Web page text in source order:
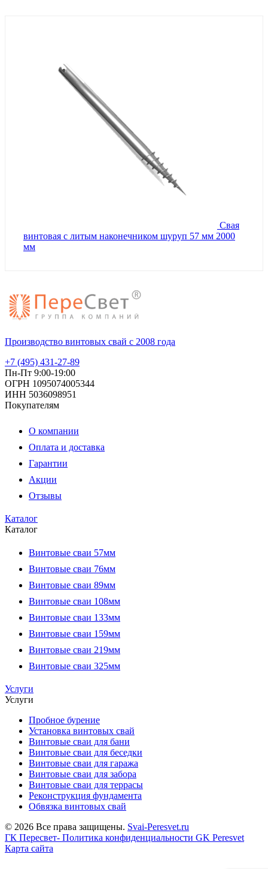
Свая
винтовая с литым наконечником шуруп 57 мм 2000
мм
Производство винтовых свай с 2008 года
+7 (495) 431-27-89
Пн-Пт 9:00-19:00
ОГРН 1095074005344
ИНН 5036098951
Покупателям
О компании
Оплата и доставка
Гарантии
Акции
Отзывы
Каталог
Каталог
Винтовые сваи 57мм
Винтовые сваи 76мм
Винтовые сваи 89мм
Винтовые сваи 108мм
Винтовые сваи 133мм
Винтовые сваи 159мм
Винтовые сваи 219мм
Винтовые сваи 325мм
Услуги
Услуги
Пробное бурение
Установка винтовых свай
Винтовые сваи для бани
Винтовые сваи для беседки
Винтовые сваи для гаража
Винтовые сваи для забора
Винтовые сваи для террасы
Реконструкция фундамента
Обвязка винтовых свай
© 2026 Все права защищены. Svai-Peresvet.ru
ГК Пересвет- Политика конфиденциальности GK Peresvet
Карта сайта